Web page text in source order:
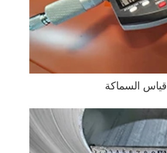
قياس السماكة